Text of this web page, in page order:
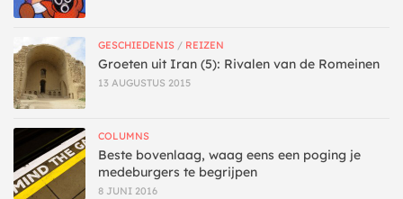
GESCHIEDENIS / REIZEN
Groeten uit Iran (5): Rivalen van de Romeinen
13 AUGUSTUS 2015
COLUMNS
Beste bovenlaag, waag eens een poging je
medeburgers te begrijpen
8 JUNI 2016